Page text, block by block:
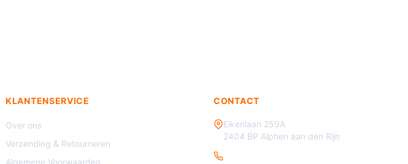
KLANTENSERVICE
Over ons
Verzending & Retourneren
Algemene Voorwaarden
CONTACT
Eikenlaan 259A
2404 BP Alphen aan den Rijn